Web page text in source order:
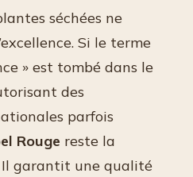
séchées ne
Si le terme
» est tombé dans le
des
parfois
Rouge reste la
Il garantit une qualité